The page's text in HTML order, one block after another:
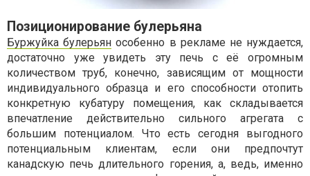
Позиционирование булерьяна
Буржуйка булерьян особенно в рекламе не нуждается,
достаточно уже увидеть эту печь с её огромным
количеством труб, конечно, зависящим от мощности
индивидуального образца и его способности отопить
конкретную кубатуру помещения, как складывается
впечатление действительно сильного агрегата с
большим потенциалом. Что есть сегодня выгодного
потенциальным клиентам, если они предпочтут
канадскую печь длительного горения, а, ведь, именно